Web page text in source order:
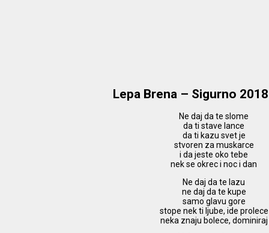
Lepa Brena – Sigurno
Ne daj da te slome
da ti stave lance
da ti kazu svet je
stvoren za muskarce
i da jeste oko tebe
nek se okrec i noc i dan
Ne daj da te lazu
ne daj da te kupe
samo glavu gore
stope nek ti ljube, ide prolece
neka znaju bolece, dominiraj